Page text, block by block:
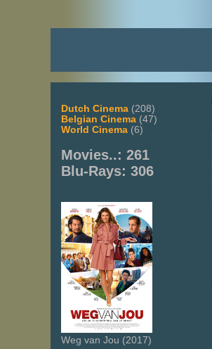
Dutch Cinema (208)
Belgian Cinema (47)
World Cinema (6)
Movies..: 261
Blu-Rays: 306
Weg van Jou (2017)